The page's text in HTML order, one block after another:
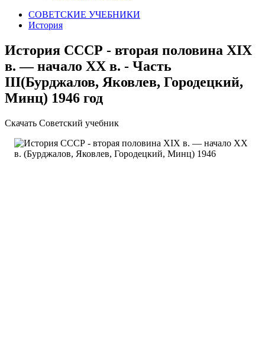
СОВЕТСКИЕ УЧЕБНИКИ
История
История СССР - вторая половина XIX
в. — начало XX в. - Часть
III(Бурджалов, Яковлев, Городецкий,
Минц) 1946 год
Скачать Советский учебник